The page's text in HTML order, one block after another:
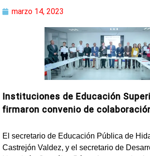
marzo 14, 2023
Instituciones de Educación
firmaron convenio de
El secretario de Educación Pública de
Castrejón Valdez, y el secretario de